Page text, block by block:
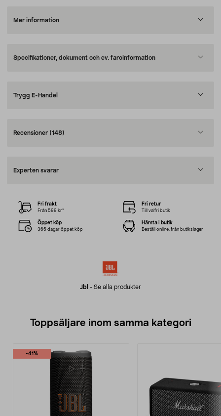
Mer information
Specifikationer, dokument och ev. faroinformation
Trygg E-Handel
Recensioner (148)
Experten svarar
Jbl - Se alla produkter
Fri frakt
Från 599 kr*
Fri retur
Till valfri butik
Öppet köp
365 dagar öppet köp
Hämta i butik
Beställ online, från butikslager
Toppsäljare inom samma kategori
-41%